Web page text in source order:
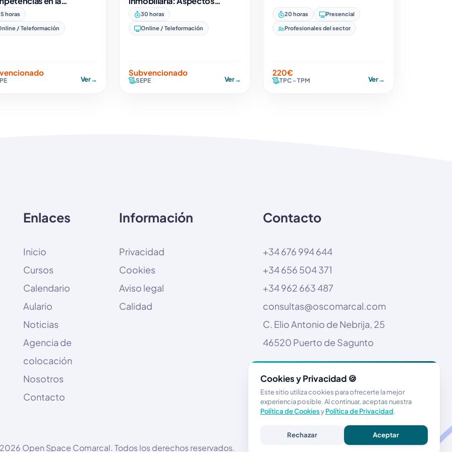
de Cocina
horas
/ Teleformación
Ver→
Jurídicos y Profesionales
30 horas
Online / Teleformación
Subvencionado
SEPE Ver→
20 horas Presencial
Profesionales del sector
220€
TPC - TPM Ver→
Enlaces
Inicio
Cursos
Calendario
Aulario
Noticias
Agencia de
colocación
Nosotros
Contacto
Información
Privacidad
Cookies
Aviso legal
Calidad
Contacto
+34 676 994 644
+34 656 504 371
+34 962 663 487
consultas@oscomarcal.com
C. Elio Antonio de Nebrija, 25
46520 Puerto de Sagunto
Open Space Comarcal. Todos los derechos reservados.
Cookies y Privacidad 🍪
Este sitio utiliza cookies para ofrecerte la mejor
experiencia posible. Al continuar, aceptas nuestra
Política de CookiesyPolítica de Privacidad.
Rechazar Aceptar